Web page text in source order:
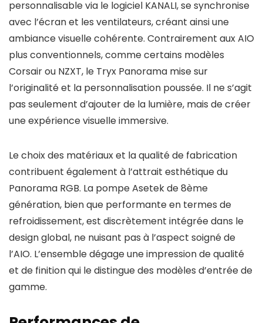
personnalisable via le logiciel KANALI, se synchronise
avec l’écran et les ventilateurs, créant ainsi une
ambiance visuelle cohérente. Contrairement aux AIO
plus conventionnels, comme certains modèles
Corsair ou NZXT, le Tryx Panorama mise sur
l’originalité et la personnalisation poussée. Il ne s’agit
pas seulement d’ajouter de la lumière, mais de créer
une expérience visuelle immersive.
Le choix des matériaux et la qualité de fabrication
contribuent également à l’attrait esthétique du
Panorama RGB. La pompe Asetek de 8ème
génération, bien que performante en termes de
refroidissement, est discrètement intégrée dans le
design global, ne nuisant pas à l’aspect soigné de
l’AIO. L’ensemble dégage une impression de qualité
et de finition qui le distingue des modèles d’entrée de
gamme.